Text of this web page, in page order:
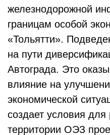
железнодорожной
границам особой
«Тольятти».
на пути
Автограда. Это
влияние на
экономической
создает условия
территории ОЭЗ